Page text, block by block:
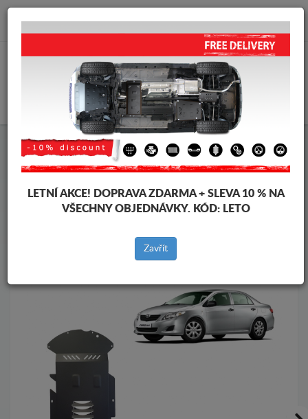
info@krytpodmotor.com
Kryt pod motor Toyota Kryt pod motor Toyota Corolla
vozidel
Značky vozidel
Zpět na produkty
LETNÍ AKCE! DOPRAVA ZDARMA + SLEVA 10 % NA
VŠECHNY OBJEDNÁVKY. KÓD: LETO
Zavřít